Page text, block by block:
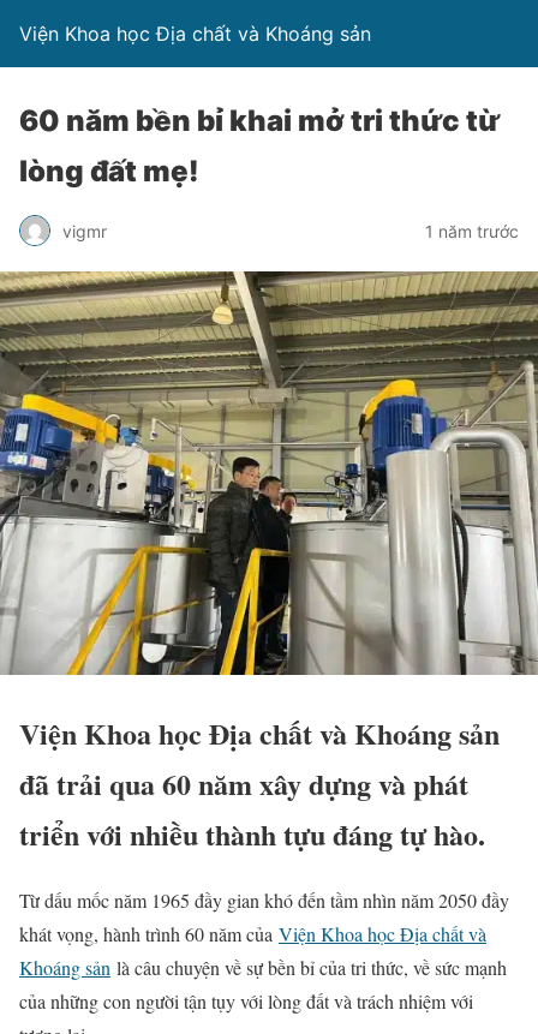
Viện Khoa học Địa chất và Khoáng sản
60 năm bền bỉ khai mở tri thức từ
lòng đất mẹ!
vigmr 1 năm trước
Viện Khoa học Địa chất và Khoáng sản
đã trải qua 60 năm xây dựng và phát
triển với nhiều thành tựu đáng tự hào.
Từ dấu mốc năm 1965 đầy gian khó đến tầm nhìn năm 2050 đầy
khát vọng, hành trình 60 năm của Viện Khoa học Địa chất và
Khoáng sản là câu chuyện về sự bền bỉ của tri thức, về sức mạnh
của những con người tận tụy với lòng đất và trách nhiệm với